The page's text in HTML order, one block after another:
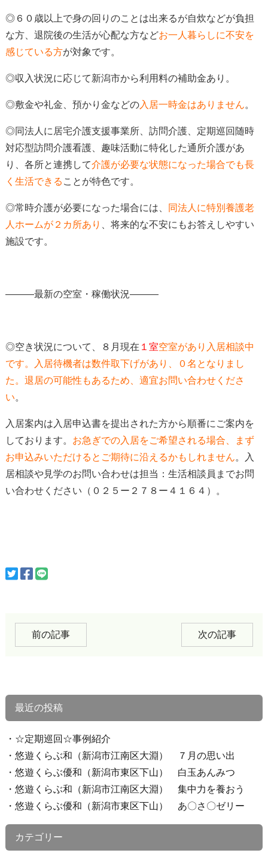
◎６０歳以上で身の回りのことは出来るが自炊などが負担
な方、退院後の生活が心配な方などお一人暮らしに不安を
感じている方が対象です。
◎収入状況に応じて新潟市から利用料の補助金あり。
◎敷金や礼金、預かり金などの入居一時金はありません。
◎同法人に居宅介護支援事業所、訪問介護、定期巡回随時
対応型訪問介護看護、趣味活動に特化した通所介護があ
り、各所と連携して介護が必要な状態になった場合でも長
く生活できる ことが特色です。
◎常時介護が必要になった場合には、
同法人に特別養護老
人ホームが２カ所あり
将来的な不安にもお答えしやすい
施設です。
―――最新の空室・稼働状況―――
◎空き状況について、８月現在 １室空室があり入居相談中
です。
入居待機者は数件取下げがあり、０名となりまし
た。 退居の可能性もあるため、適宜お問い合わせくださ
い。
入居案内は入居申込書を提出された方から順番にご案内を
しております。 お急ぎでの入居をご希望される場合、
まず
お申込みいただけると ご期待に沿えるかもしれません。入
居相談や見学のお問い合わせは担当：生活相談員までお問
い合わせください（０２５ー２７８ー４１６４）。
前の記事 次の記事
最近の投稿
☆定期巡回☆事例紹介
悠遊くらぶ和（新潟市江南区大淵） ７月の思い出
悠遊くらぶ優和（新潟市東区下山） 白玉あんみつ
悠遊くらぶ和（新潟市江南区大淵） 集中力を養おう
悠遊くらぶ優和（新潟市東区下山） あ〇さ〇ゼリー
カテゴリー